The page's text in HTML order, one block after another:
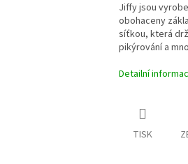
Jiffy jsou
obohaceny
síťkou, která
pikýrování a
Detailní
TISK